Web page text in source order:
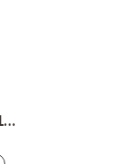
СТОЛ СКЛАДНОЙ. 049-105